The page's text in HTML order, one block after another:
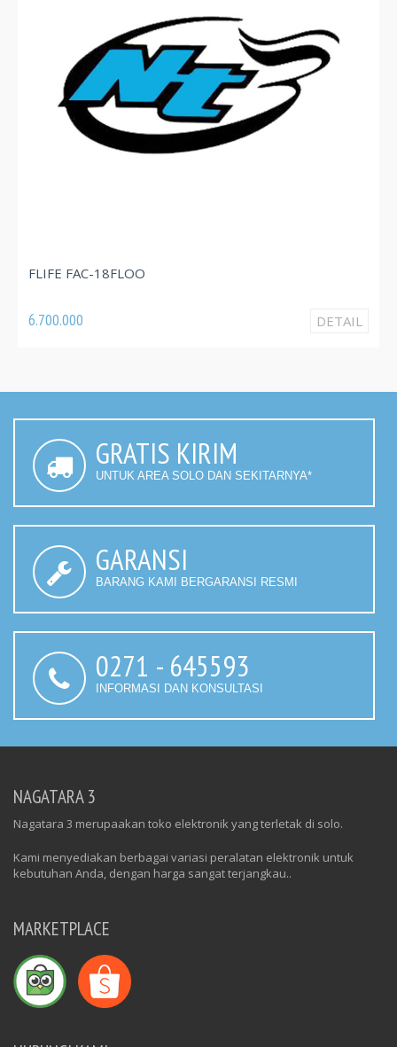
FLIFE FAC-18FLOO
6.700.000 DETAIL
GRATIS KIRIM
UNTUK AREA SOLO DAN SEKITARNYA*
GARANSI
BARANG KAMI BERGARANSI RESMI
0271 - 645593
INFORMASI DAN KONSULTASI
NAGATARA 3
Nagatara 3 merupaakan toko elektronik yang terletak di solo.
Kami menyediakan berbagai variasi peralatan elektronik untuk
kebutuhan Anda, dengan harga sangat terjangkau..
MARKETPLACE